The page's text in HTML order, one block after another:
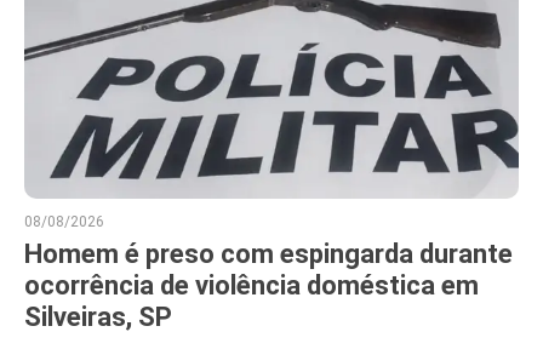
08/08/2026
Homem é preso com espingarda durante
ocorrência de violência doméstica em
Silveiras, SP